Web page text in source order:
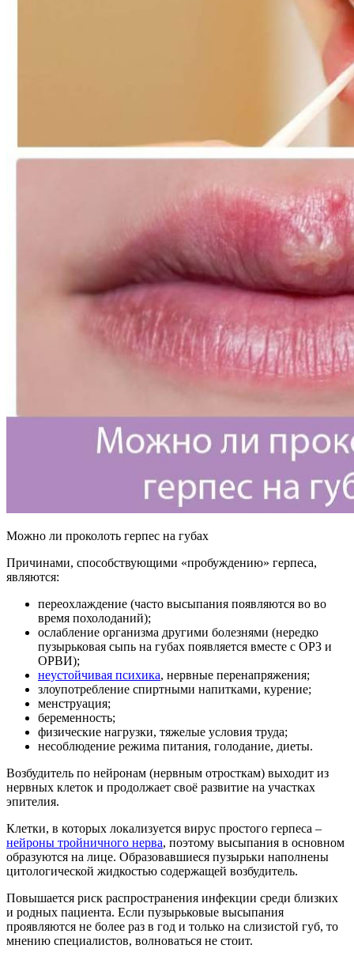
Можно ли проколоть герпес на губах
Причинами, способствующими «пробуждению» герпеса,
являются:
переохлаждение (часто высыпания появляются во во
время похолоданий);
ослабление организма другими болезнями (нередко
пузырьковая сыпь на губах появляется вместе с ОРЗ и
ОРВИ);
неустойчивая психика, нервные перенапряжения;
злоупотребление спиртными напитками, курение;
менструация;
беременность;
физические нагрузки, тяжелые условия труда;
несоблюдение режима питания, голодание, диеты.
Возбудитель по нейронам (нервным отросткам) выходит из
нервных клеток и продолжает своё развитие на участках
эпителия.
Клетки, в которых локализуется вирус простого герпеса –
нейроны тройничного нерва, поэтому высыпания в основном
образуются на лице. Образовавшиеся пузырьки наполнены
цитологической жидкостью содержащей возбудитель.
Повышается риск распространения инфекции среди близких
и родных пациента. Если пузырьковые высыпания
проявляются не более раз в год и только на слизистой губ, то
мнению специалистов, волноваться не стоит.